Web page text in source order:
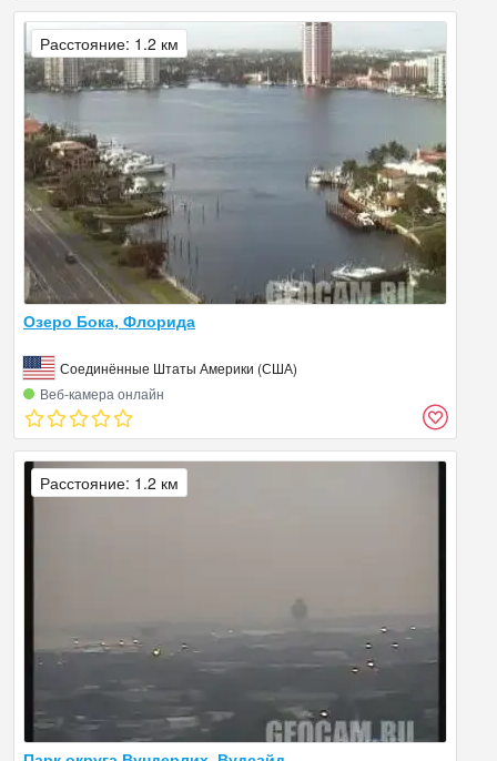
Озеро Бока, Флорида
Соединённые Штаты Америки (США)
Веб‑камера онлайн
Расстояние: 1.2 км
Расстояние: 1.2 км